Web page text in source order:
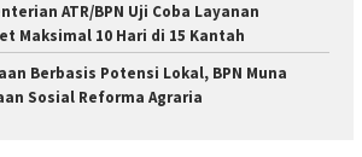
ATR/BPN Uji Coba Layanan
Maksimal 10 Hari di 15 Kantah
Berbasis Potensi Lokal, BPN Muna
Sosial Reforma Agraria